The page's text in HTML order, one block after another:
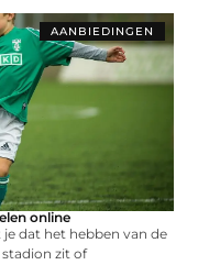
AANBIEDINGEN
online
dat het hebben van de
stadion zit of